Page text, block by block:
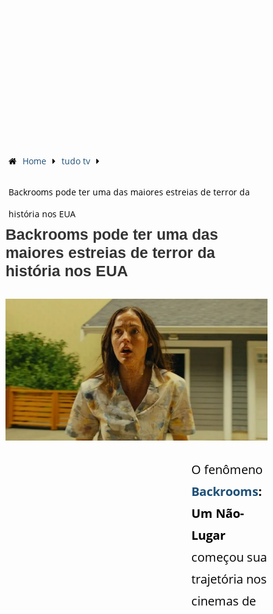
Home tudo tv
Backrooms pode ter uma das maiores estreias de terror da
história nos EUA
Backrooms pode ter uma das
maiores estreias de terror da
história nos EUA
O fenômeno
Backrooms:
Um Não-
Lugar
começou sua
trajetória nos
cinemas de